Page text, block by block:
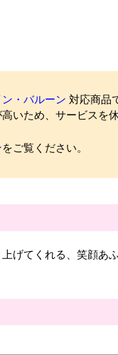
・バルーン 対応商品
いため、サービスを休
をご覧ください。
げてくれる、笑顔あ